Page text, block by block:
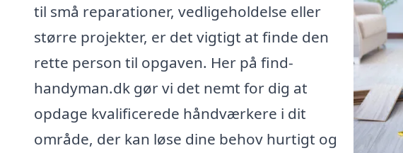
til små reparationer, vedligeholdelse eller
større projekter, er det vigtigt at finde den
rette person til opgaven. Her på find-
handyman.dk gør vi det nemt for dig at
opdage kvalificerede håndværkere i dit
område, der kan løse dine behov hurtigt og